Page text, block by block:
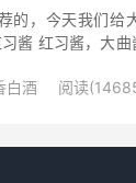
的，今天我们给
酱 红习酱，大
白酒 阅读